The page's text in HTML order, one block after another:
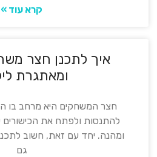
קרא עוד »
איך לתכנן חצר
ומאתגרת
חצר המשחקים היא מרחב בו
להתנסות ולפתח את
ומהנה. יחד עם זאת, חשוב
גם